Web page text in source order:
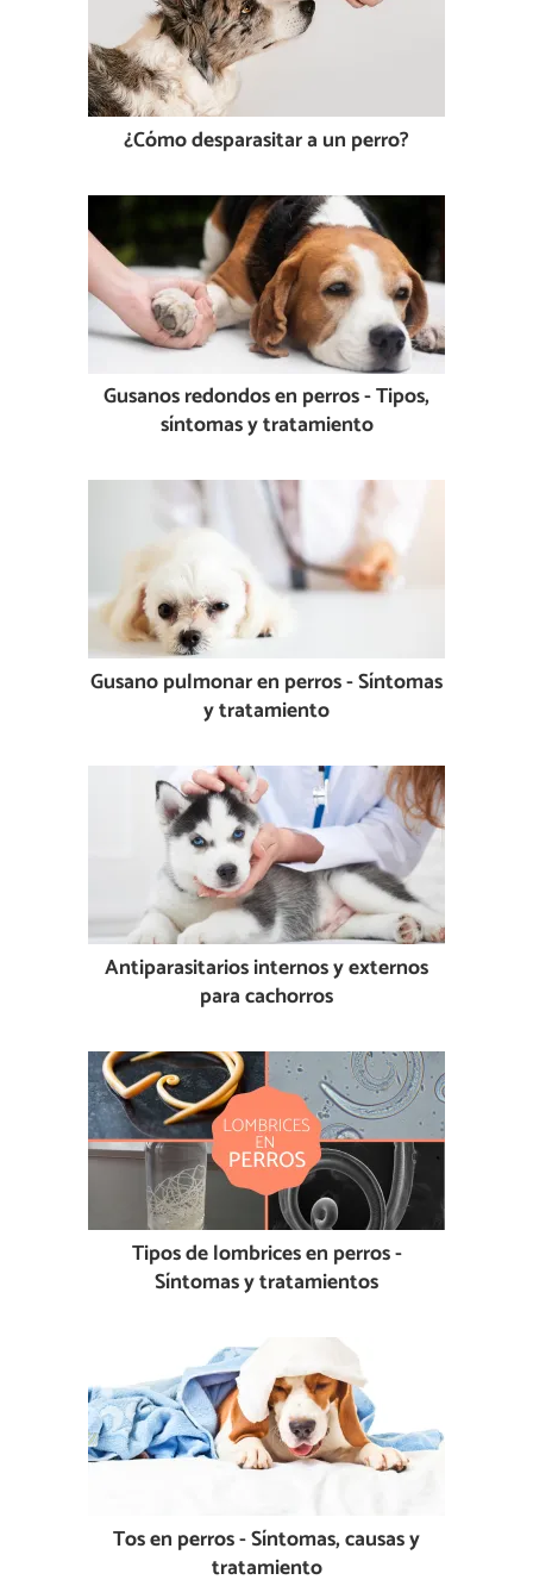
¿Cómo desparasitar a un perro?
Gusanos redondos en perros - Tipos,
síntomas y tratamiento
Gusano pulmonar en perros - Síntomas
y tratamiento
Antiparasitarios internos y externos
para cachorros
Tipos de lombrices en perros -
Síntomas y tratamientos
Tos en perros - Síntomas, causas y
tratamiento